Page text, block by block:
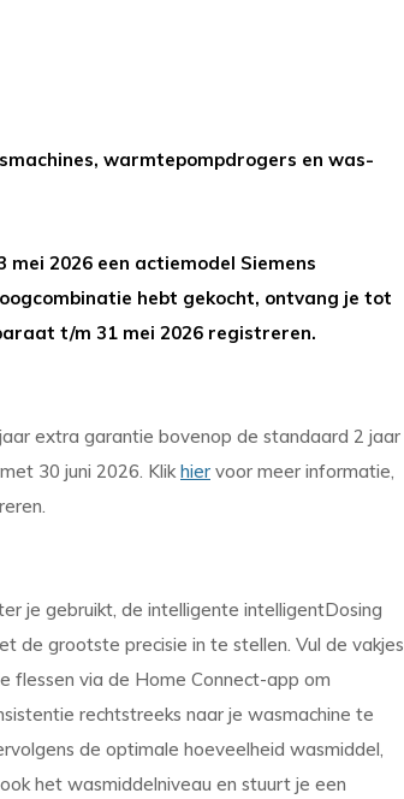
warmtepompdrogers en was-
2026 een actiemodel Siemens
hebt gekocht, ontvang je tot
t/m 31 mei 2026 registreren.
extra garantie bovenop de standaard 2 jaar
30 juni 2026. Klikhier voor meer informatie,
je gebruikt, de intelligente intelligentDosing
de grootste precisie in te stellen. Vul de vakjes
flessen via de Home Connect-app om
rechtstreeks naar je wasmachine te
de optimale hoeveelheid wasmiddel,
het wasmiddelniveau en stuurt je een